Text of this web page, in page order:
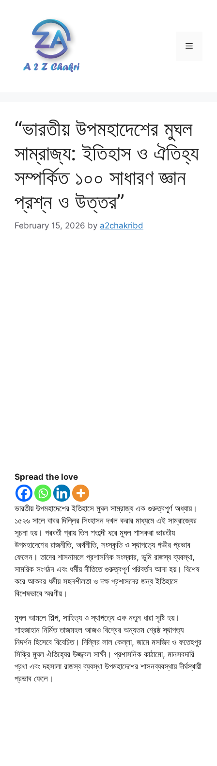
Menu
“ভারতীয় উপমহাদেশের মুঘল
সাম্রাজ্য: ইতিহাস ও ঐতিহ্য
সম্পর্কিত ১০০ সাধারণ জ্ঞান
প্রশ্ন ও উত্তর”
February 15, 2026 by a2chakribd
Spread the love
ভারতীয় উপমহাদেশের ইতিহাসে মুঘল সাম্রাজ্য এক গুরুত্বপূর্ণ অধ্যায়।
১৫২৬ সালে বাবর দিল্লির সিংহাসন দখল করার মাধ্যমে এই সাম্রাজ্যের
সূচনা হয়। পরবর্তী প্রায় তিন শতাব্দী ধরে মুঘল শাসকরা ভারতীয়
উপমহাদেশের রাজনীতি, অর্থনীতি, সংস্কৃতি ও স্থাপত্যে গভীর প্রভাব
ফেলেন। তাদের শাসনামলে প্রশাসনিক সংস্কার, ভূমি রাজস্ব ব্যবস্থা,
সামরিক সংগঠন এবং ধর্মীয় নীতিতে গুরুত্বপূর্ণ পরিবর্তন আনা হয়। বিশেষ
করে আকবর ধর্মীয় সহনশীলতা ও দক্ষ প্রশাসনের জন্য ইতিহাসে
বিশেষভাবে স্মরণীয়।
মুঘল আমলে শিল্প, সাহিত্য ও স্থাপত্যে এক নতুন ধারা সৃষ্টি হয়।
শাহজাহান নির্মিত তাজমহল আজও বিশ্বের অন্যতম শ্রেষ্ঠ স্থাপত্য
নিদর্শন হিসেবে বিবেচিত। দিল্লির লাল কেল্লা, জামে মসজিদ ও ফতেহপুর
সিক্রি মুঘল ঐতিহ্যের উজ্জ্বল সাক্ষী। প্রশাসনিক কাঠামো, মানসবদারি
প্রথা এবং দহসালা রাজস্ব ব্যবস্থা উপমহাদেশের শাসনব্যবস্থায় দীর্ঘস্থায়ী
প্রভাব ফেলে।